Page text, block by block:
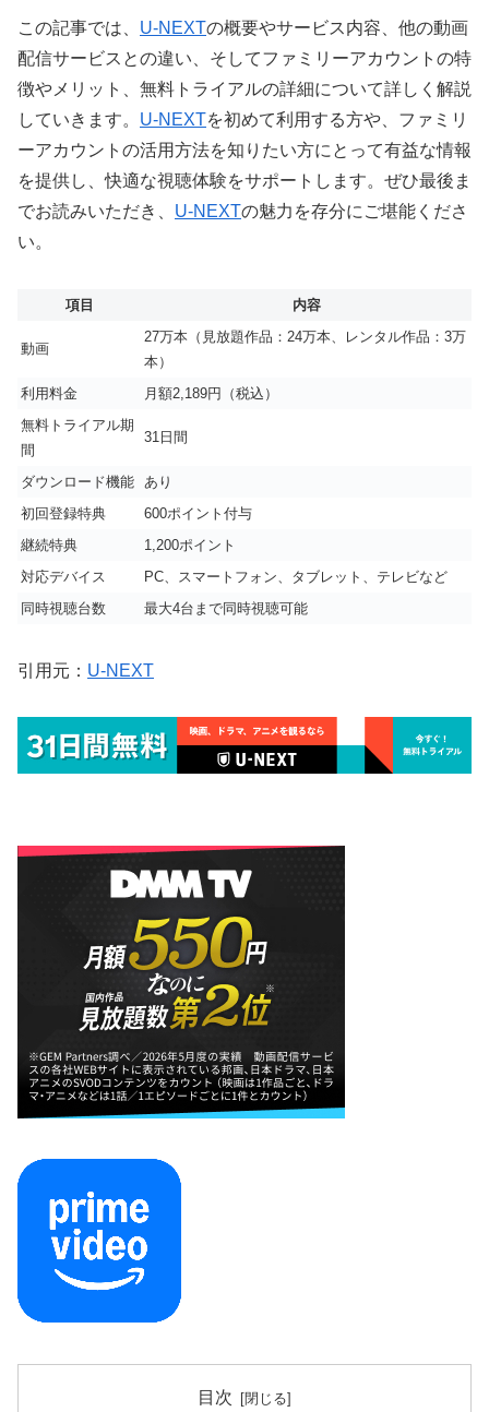
この記事では、 U-NEXTの概要やサービス内容、他の動画
配信サービスとの違い、そしてファミリーアカウントの特
徴やメリット、無料トライアルの詳細について詳しく解説
していきます。 U-NEXTを初めて利用する方や、ファミリ
ーアカウントの活用方法を知りたい方にとって有益な情報
を提供し、快適な視聴体験をサポートします。ぜひ最後ま
でお読みいただき、 U-NEXTの魅力を存分にご堪能くださ
い。
項目 内容
動画
27万本（見放題作品：24万本、レンタル作品：3万
本）
利用料金
月額2,189円（税込）
無料トライアル期
間
31日間
ダウンロード機能
あり
初回登録特典
600ポイント付与
継続特典
1,200ポイント
対応デバイス
PC、スマートフォン、タブレット、テレビなど
同時視聴台数
最大4台まで同時視聴可能
引用元： U-NEXT
目次